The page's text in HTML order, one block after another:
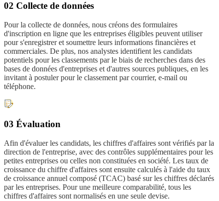
02 Collecte de données
Pour la collecte de données, nous créons des formulaires
d'inscription en ligne que les entreprises éligibles peuvent utiliser
pour s'enregistrer et soumettre leurs informations financières et
commerciales. De plus, nos analystes identifient les candidats
potentiels pour les classements par le biais de recherches dans des
bases de données d'entreprises et d'autres sources publiques, en les
invitant à postuler pour le classement par courrier, e-mail ou
téléphone.
03 Évaluation
Afin d'évaluer les candidats, les chiffres d'affaires sont vérifiés par la
direction de l'entreprise, avec des contrôles supplémentaires pour les
petites entreprises ou celles non constituées en société. Les taux de
croissance du chiffre d'affaires sont ensuite calculés à l'aide du taux
de croissance annuel composé (TCAC) basé sur les chiffres déclarés
par les entreprises. Pour une meilleure comparabilité, tous les
chiffres d'affaires sont normalisés en une seule devise.